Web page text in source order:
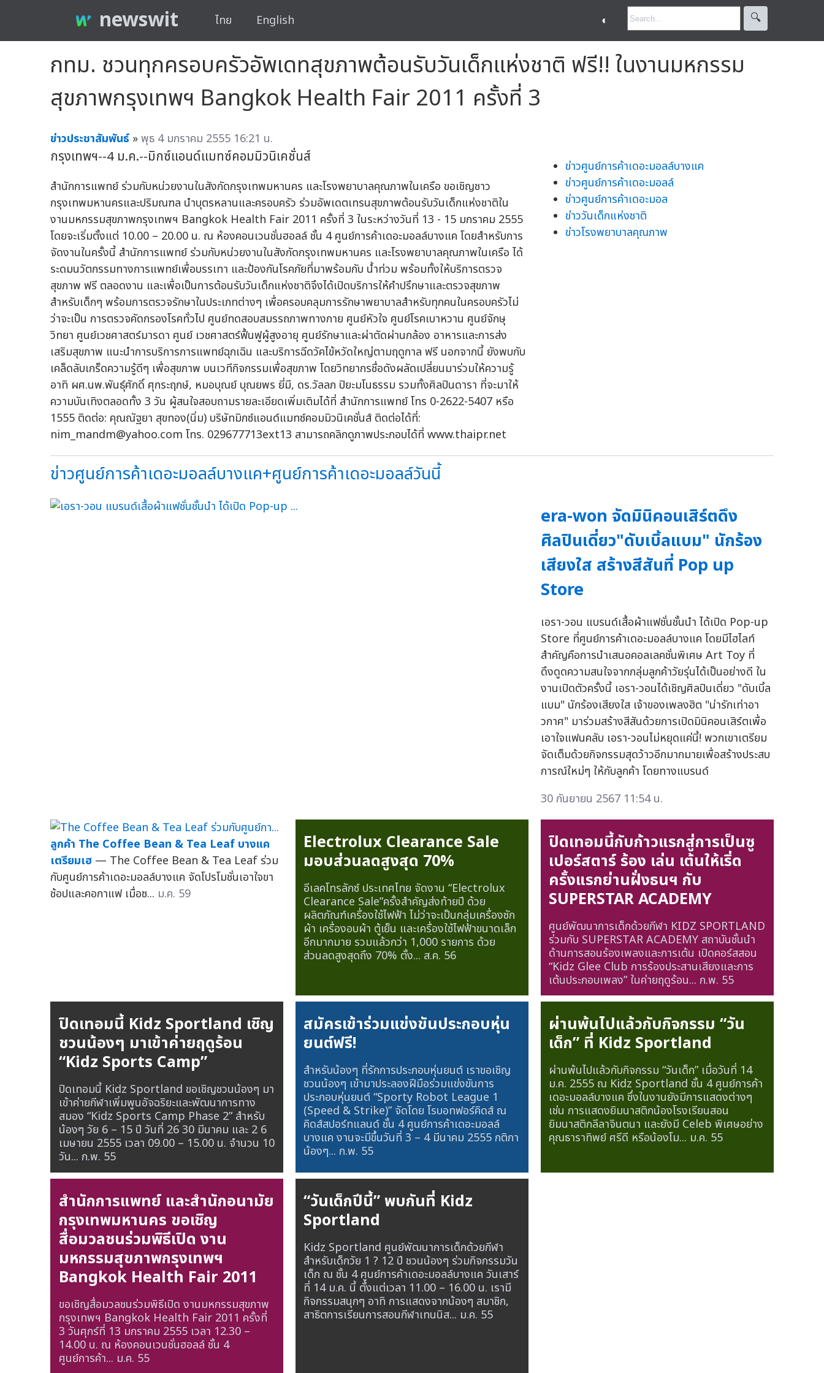
newswit ไทย English ◐ 🔍︎
กทม. ชวนทุกครอบครัวอัพเดทสุขภาพต้อนรับวันเด็กแห่งชาติ ฟรี!! ในงานมหกรรม
สุขภาพกรุงเทพฯ Bangkok Health Fair 2011 ครั้งที่ 3
ข่าวประชาสัมพันธ์ »พุธ 4 มกราคม 2555 16:21 น.
กรุงเทพฯ--4 ม.ค.--มิกซ์แอนด์แมทซ์คอมมิวนิเคชั่นส์
สำนักการแพทย์ ร่วมกับหน่วยงานในสังกัดกรุงเทพมหานคร และโรงพยาบาลคุณภาพในเครือ ขอเชิญชาว
กรุงเทพมหานครและปริมณฑล นำบุตรหลานและครอบครัว ร่วมอัพเดตเทรนสุขภาพต้อนรับวันเด็กแห่งชาติใน
งานมหกรรมสุขภาพกรุงเทพฯ Bangkok Health Fair 2011 ครั้งที่ 3 ในระหว่างวันที่ 13 - 15 มกราคม 2555
โดยจะเริ่มตั้งแต่ 10.00 – 20.00 น. ณ ห้องคอนเวนชั่นฮอลล์ ชั้น 4 ศูนย์การค้าเดอะมอลล์บางแค โดยสำหรับการ
จัดงานในครั้งนี้ สำนักการแพทย์ ร่วมกับหน่วยงานในสังกัดกรุงเทพมหานคร และโรงพยาบาลคุณภาพในเครือ ได้
ระดมนวัตกรรมทางการแพทย์เพื่อบรรเทา และป้องกันโรคภัยที่มาพร้อมกับ น้ำท่วม พร้อมทั้งให้บริการตรวจ
สุขภาพ ฟรี ตลอดงาน และเพื่อเป็นการต้อนรับวันเด็กแห่งชาติจึงได้เปิดบริการให้คำปรึกษาและตรวจสุขภาพ
สำหรับเด็กๆ พร้อมการตรวจรักษาในประเภทต่างๆ เพื่อครอบคลุมการรักษาพยาบาลสำหรับทุกคนในครอบครัวไม่
ว่าจะเป็น การตรวจคัดกรองโรคทั่วไป ศูนย์ทดสอบสมรรถภาพทางกาย ศูนย์หัวใจ ศูนย์โรคเบาหวาน ศูนย์จักษุ
วิทยา ศูนย์เวชศาสตร์มารดา ศูนย์ เวชศาสตร์ฟื้นฟูผู้สูงอายุ ศูนย์รักษาและผ่าตัดผ่านกล้อง อาหารและการส่ง
เสริมสุขภาพ แนะนำการบริการการแพทย์ฉุกเฉิน และบริการฉีดวัคไข้หวัดใหญ่ตามฤดูกาล ฟรี นอกจากนี้ ยังพบกับ
เคล็ดลับเกร็ดความรู้ดีๆ เพื่อสุขภาพ บนเวทีกิจกรรมเพื่อสุขภาพ โดยวิทยากรชื่อดังผลัดเปลี่ยนมาร่วมให้ความรู้
อาทิ ผศ.นพ.พันธุ์ศักดิ์ ศุกระฤกษ์, หมอบุณย์ บุณยพร ยี่มี, ดร.วัลลภ ปิยะมโนธรรม รวมทั้งศิลปินดารา ที่จะมาให้
ความบันเทิงตลอดทั้ง 3 วัน ผู้สนใจสอบถามรายละเอียดเพิ่มเติมได้ที่ สำนักการแพทย์ โทร 0-2622-5407 หรือ
1555 ติดต่อ: คุณณัฐยา สุขทอง(นิ่ม) บริษัทมิกซ์แอนด์แมทซ์คอมมิวนิเคชั่นส์ ติดต่อได้ที่:
nim_mandm@yahoo.com โทร. 029677713ext13 สามารถคลิกดูภาพประกอบได้ที่ www.thaipr.net
ข่าวศูนย์การค้าเดอะมอลล์บางแค
ข่าวศูนย์การค้าเดอะมอลล์
ข่าวศูนย์การค้าเดอะมอล
ข่าววันเด็กแห่งชาติ
ข่าวโรงพยาบาลคุณภาพ
ข่าวศูนย์การค้าเดอะมอลล์บางแค+ศูนย์การค้าเดอะมอลล์วันนี้
era-won จัดมินิคอนเสิร์ตดึง
ศิลปินเดี่ยว"ดับเบิ้ลแบม" นักร้อง
เสียงใส สร้างสีสันที่ Pop up
Store
เอรา-วอน แบรนด์เสื้อผ้าแฟชั่นชั้นนำ ได้เปิด Pop-up
Store ที่ศูนย์การค้าเดอะมอลล์บางแค โดยมีไฮไลท์
สำคัญคือการนำเสนอคอลเลคชั่นพิเศษ Art Toy ที่
ดึงดูดความสนใจจากกลุ่มลูกค้าวัยรุ่นได้เป็นอย่างดี ใน
งานเปิดตัวครั้งนี้ เอรา-วอนได้เชิญศิลปินเดี่ยว "ดับเบิ้ล
แบม" นักร้องเสียงใส เจ้าของเพลงฮิต "น่ารักเท่าอา
วกาศ" มาร่วมสร้างสีสันด้วยการเปิดมินิคอนเสิร์ตเพื่อ
เอาใจแฟนคลับ เอรา-วอนไม่หยุดแค่นี้! พวกเขาเตรียม
จัดเต็มด้วยกิจกรรมสุดว้าวอีกมากมายเพื่อสร้างประสบ
การณ์ใหม่ๆ ให้กับลูกค้า โดยทางแบรนด์
30 กันยายน 2567 11:54 น.
ลูกค้า The Coffee Bean & Tea Leaf บางแค
เตรียมเฮ — The Coffee Bean & Tea Leaf ร่วม
กับศูนย์การค้าเดอะมอลล์บางแค จัดโปรโมชั่นเอาใจขา
ช้อปและคอกาแฟ เมื่อซ... ม.ค. 59
Electrolux Clearance Sale
มอบส่วนลดสูงสุด 70%
อีเลคโทรลักซ์ ประเทศไทย จัดงาน “Electrolux
Clearance Sale”ครั้งสำคัญส่งท้ายปี ด้วย
ผลิตภัณฑ์เครื่องใช้ไฟฟ้า ไม่ว่าจะเป็นกลุ่มเครื่องซัก
ผ้า เครื่องอบผ้า ตู้เย็น และเครื่องใช้ไฟฟ้าขนาดเล็ก
อีกมากมาย รวมแล้วกว่า 1,000 รายการ ด้วย
ส่วนลดสูงสุดถึง 70% ตั้ง... ส.ค. 56
ปิดเทอมนี้กับก้าวแรกสู่การเป็นซู
เปอร์สตาร์ ร้อง เล่น เต้นให้เริ่ด
ครั้งแรกย่านฝั่งธนฯ กับ
SUPERSTAR ACADEMY
ศูนย์พัฒนาการเด็กด้วยกีฬา KIDZ SPORTLAND
ร่วมกับ SUPERSTAR ACADEMY สถาบันชั้นนำ
ด้านการสอนร้องเพลงและการเต้น เปิดคอร์สสอน
“Kidz Glee Club การร้องประสานเสียงและการ
เต้นประกอบเพลง” ในค่ายฤดูร้อน... ก.พ. 55
ปิดเทอมนี้ Kidz Sportland เชิญ
ชวนน้องๆ มาเข้าค่ายฤดูร้อน
“Kidz Sports Camp”
ปิดเทอมนี้ Kidz Sportland ขอเชิญชวนน้องๆ มา
เข้าค่ายกีฬาเพิ่มพูนอัจฉริยะและพัฒนาการทาง
สมอง “Kidz Sports Camp Phase 2” สำหรับ
น้องๆ วัย 6 – 15 ปี วันที่ 26 30 มีนาคม และ 2 6
เมษายน 2555 เวลา 09.00 – 15.00 น. จำนวน 10
วัน... ก.พ. 55
สมัครเข้าร่วมแข่งขันประกอบหุ่น
ยนต์ฟรี!
สำหรับน้องๆ ที่รักการประกอบหุ่นยนต์ เราขอเชิญ
ชวนน้องๆ เข้ามาประลองฝีมือร่วมแข่งขันการ
ประกอบหุ่นยนต์ “Sporty Robot League 1
(Speed & Strike)” จัดโดย โรบอทฟอร์คิดส์ ณ
คิดส์สปอร์ทแลนด์ ชั้น 4 ศูนย์การค้าเดอะมอลล์
บางแค งานจะมีขึ้นวันที่ 3 – 4 มีนาคม 2555 กติกา
น้องๆ... ก.พ. 55
ผ่านพ้นไปแล้วกับกิจกรรม “วัน
เด็ก” ที่ Kidz Sportland
ผ่านพ้นไปแล้วกับกิจกรรม “วันเด็ก” เมื่อวันที่ 14
ม.ค. 2555 ณ Kidz Sportland ชั้น 4 ศูนย์การค้า
เดอะมอลล์บางแค ซึ่งในงานยังมีการแสดงต่างๆ
เช่น การแสดงยิมนาสติกน้องโรงเรียนสอน
ยิมนาสติกลีลาจินตนา และยังมี Celeb พิเศษอย่าง
คุณธาราทิพย์ ศรีดี หรือน้องโม... ม.ค. 55
สำนักการแพทย์ และสำนักอนามัย
กรุงเทพมหานคร ขอเชิญ
สื่อมวลชนร่วมพิธีเปิด งาน
มหกรรมสุขภาพกรุงเทพฯ
Bangkok Health Fair 2011
ขอเชิญสื่อมวลชนร่วมพิธีเปิด งานมหกรรมสุขภาพ
กรุงเทพฯ Bangkok Health Fair 2011 ครั้งที่
3 วันศุกร์ที่ 13 มกราคม 2555 เวลา 12.30 –
14.00 น. ณ ห้องคอนเวนชั่นฮอลล์ ชั้น 4
ศูนย์การค้า... ม.ค. 55
“วันเด็กปีนี้” พบกันที่ Kidz
Sportland
Kidz Sportland ศูนย์พัฒนาการเด็กด้วยกีฬา
สำหรับเด็กวัย 1 ? 12 ปี ชวนน้องๆ ร่วมกิจกรรมวัน
เด็ก ณ ชั้น 4 ศูนย์การค้าเดอะมอลล์บางแค วันเสาร์
ที่ 14 ม.ค. นี้ ตั้งแต่เวลา 11.00 – 16.00 น. เรามี
กิจกรรมสนุกๆ อาทิ การแสดงจากน้องๆ สมาชิก,
สาธิตการเรียนการสอนกีฬาเทนนิส... ม.ค. 55